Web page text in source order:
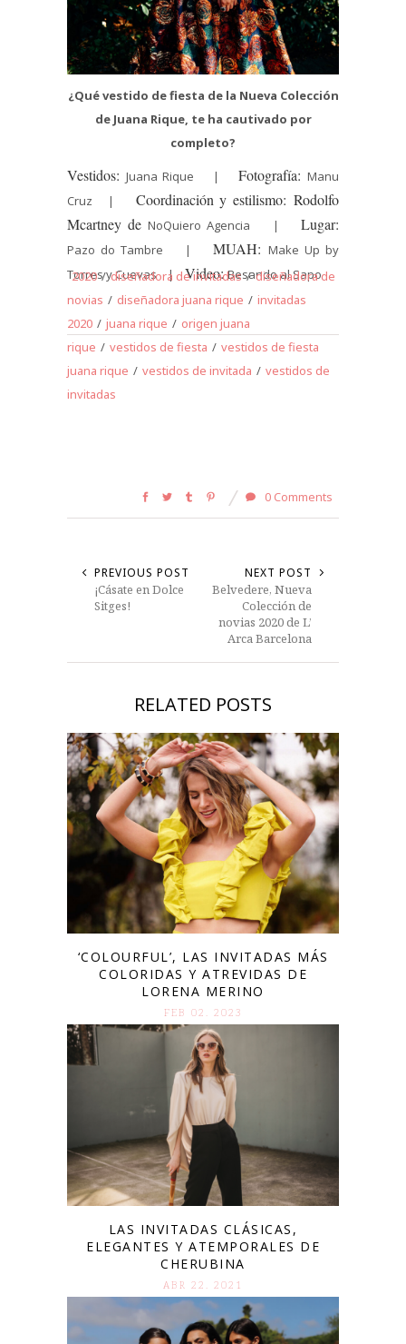
¿Qué vestido de fiesta de la Nueva Colección
de Juana Rique, te ha cautivado por
completo?
Vestidos:Juana Rique | Fotografía:Manu
Cruz | Coordinación y estilismo: Rodolfo
Mcartney deNoQuiero Agencia |Lugar:
Pazo do Tambre | MUAH: Make Up by
Torres y Cuevas |Video:Besando al Sapo
2020 / diseñadora de invitadas / diseñadora de
novias / diseñadora juana rique / invitadas
2020 / juana rique / origen juana
rique / vestidos de fiesta / vestidos de fiesta
juana rique / vestidos de invitada / vestidos de
invitadas
0 Comments
PREVIOUS POST
¡Cásate en Dolce
Sitges!
NEXT POST
Belvedere, Nueva
Colección de
novias 2020 de L’
Arca Barcelona
RELATED POSTS
‘COLOURFUL’, LAS INVITADAS MÁS
COLORIDAS Y ATREVIDAS DE
LORENA MERINO
FEB 02. 2023
LAS INVITADAS CLÁSICAS,
ELEGANTES Y ATEMPORALES DE
CHERUBINA
ABR 22. 2021